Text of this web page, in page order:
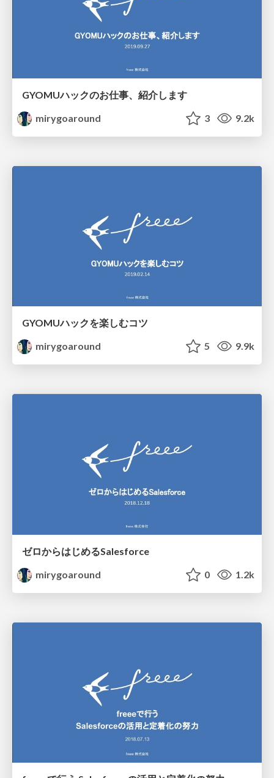
GYOMUハックのお仕事、紹介します
mirygoaround
3 9.2k
GYOMUハックを楽しむコツ
mirygoaround
5 9.9k
ゼロからはじめるSalesforce
mirygoaround
0 1.2k